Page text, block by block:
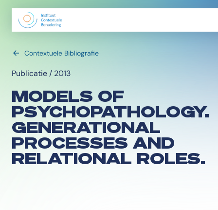
Contextuele Bibliografie
Publicatie / 2013
MODELS OF
PSYCHOPATHOLOGY.
GENERATIONAL
PROCESSES AND
RELATIONAL ROLES.